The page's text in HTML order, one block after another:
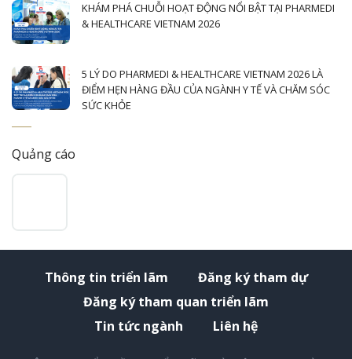
KHÁM PHÁ CHUỖI HOẠT ĐỘNG NỔI BẬT TẠI PHARMEDI
& HEALTHCARE VIETNAM 2026
5 LÝ DO PHARMEDI & HEALTHCARE VIETNAM 2026 LÀ
ĐIỂM HẸN HÀNG ĐẦU CỦA NGÀNH Y TẾ VÀ CHĂM SÓC
SỨC KHỎE
Quảng cáo
Thông tin triển lãm
Đăng ký tham dự
Đăng ký tham quan triển lãm
Tin tức ngành
Liên hệ